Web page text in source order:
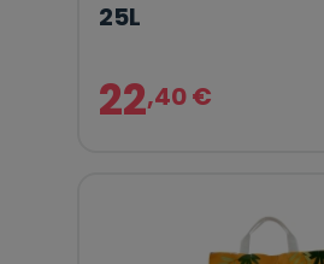
25L
22,40 €